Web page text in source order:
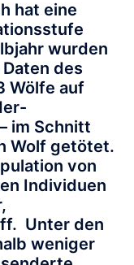
hat eine
wurden
des
Wölfe auf
im Schnitt
Wolf getötet.
von
Individuen
Unter den
weniger